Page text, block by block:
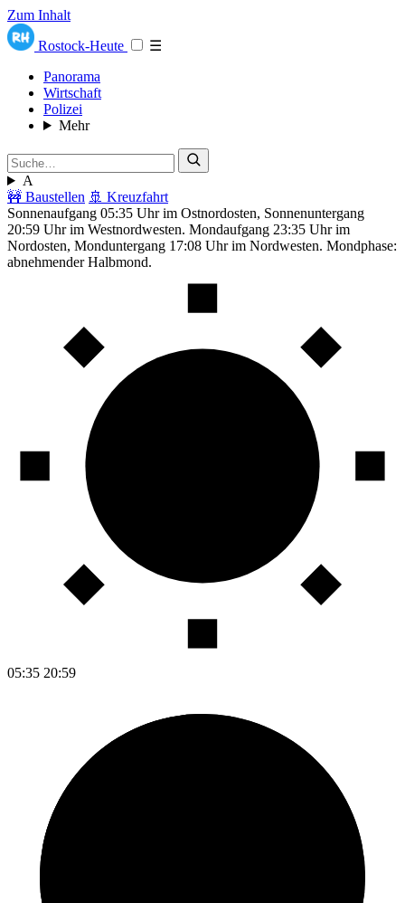
Zum Inhalt
Rostock-Heute
☰
Panorama
Wirtschaft
Polizei
Mehr
A
🚧 Baustellen 🚢 Kreuzfahrt
Sonnenaufgang 05:35 Uhr im Ostnordosten, Sonnenuntergang
20:59 Uhr im Westnordwesten. Mondaufgang 23:35 Uhr im
Nordosten, Monduntergang 17:08 Uhr im Nordwesten. Mondphase:
abnehmender Halbmond.
05:35 20:59